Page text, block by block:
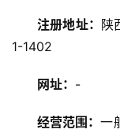
略
注册地址： 陕
1-1402
网址： -
经营范围：一